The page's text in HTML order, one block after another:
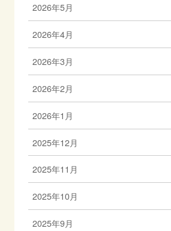
2026年5月
2026年4月
2026年3月
2026年2月
2026年1月
2025年12月
2025年11月
2025年10月
2025年9月